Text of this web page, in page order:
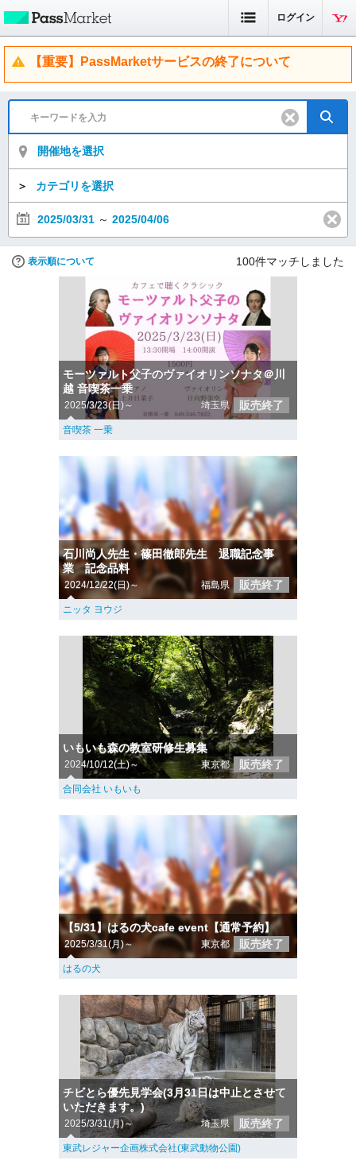
ログイン
【重要】PassMarketサービスの終了について
開催地を選択
＞ カテゴリを選択
2025/03/31 ～ 2025/04/06
表示順について 100件マッチしました
モーツァルト父子のヴァイオリンソナタ＠川
越 音喫茶一乗
2025/3/23(日)～ 埼玉県 販売終了
音喫茶 一乗
石川尚人先生・篠田徹郎先生 退職記念事
業 記念品料
2024/12/22(日)～ 福島県 販売終了
ニッタ ヨウジ
いもいも森の教室研修生募集
2024/10/12(土)～ 東京都 販売終了
合同会社 いもいも
【5/31】はるの犬cafe event【通常予約】
2025/3/31(月)～ 東京都 販売終了
はるの犬
チビとら優先見学会(3月31日は中止とさせて
いただきます。)
2025/3/31(月)～ 埼玉県 販売終了
東武レジャー企画株式会社(東武動物公園)